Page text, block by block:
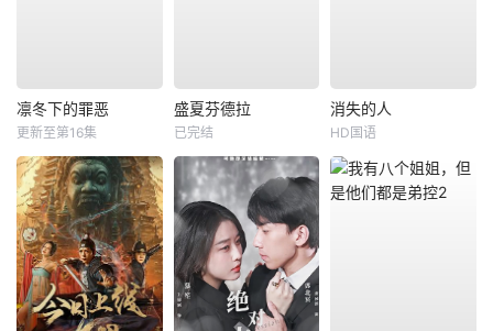
凛冬下的罪恶
更新至第16集
盛夏芬德拉
已完结
消失的人
HD国语